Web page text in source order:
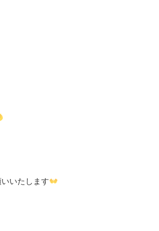
いたします